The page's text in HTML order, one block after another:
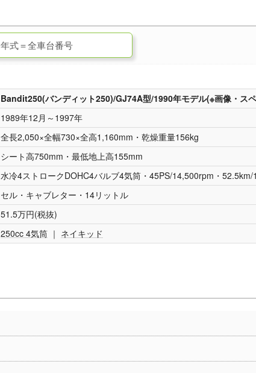
Bandit250(バンディット250)/GJ74A型/1990年モデル(※画像・ス
1989年12月～1997年
全長2,050×全幅730×全高1,160mm・乾燥重量156kg
シート高750mm・最低地上高155mm
水冷4ストロークDOHC4バルブ4気筒・45PS/14,500rpm・52.5km/
セル・キャブレター・14リットル
51.5万円(税抜)
250cc 4気筒 ｜ ネイキッド